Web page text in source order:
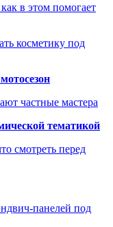
в этом помогает
косметику под
частные мастера
тематикой
смотреть перед
панелей под